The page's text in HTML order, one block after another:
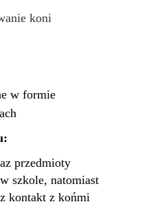
koni
w formie
przedmioty
szkole, natomiast
kontakt z końmi